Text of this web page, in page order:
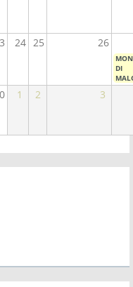
24 25 26
DI
1 2 3